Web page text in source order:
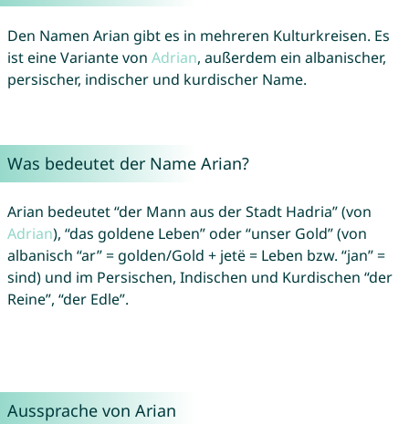
Den Namen Arian gibt es in mehreren Kulturkreisen. Es
ist eine Variante von Adrian, außerdem ein albanischer,
persischer, indischer und kurdischer Name.
Was bedeutet der Name Arian?
Arian bedeutet “der Mann aus der Stadt Hadria” (von
Adrian), “das goldene Leben” oder “unser Gold” (von
albanisch “ar” = golden/Gold + jetë = Leben bzw. “jan” =
sind) und im Persischen, Indischen und Kurdischen “der
Reine”, “der Edle”.
Aussprache von Arian